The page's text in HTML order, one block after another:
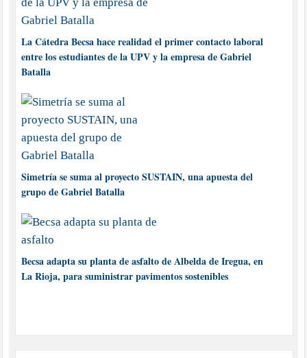
La Cátedra Becsa hace realidad el primer contacto laboral
entre los estudiantes de la UPV y la empresa de Gabriel
Batalla
Simetría se suma al proyecto SUSTAIN, una apuesta del
grupo de Gabriel Batalla
Becsa adapta su planta de asfalto de Albelda de Iregua, en
La Rioja, para suministrar pavimentos sostenibles